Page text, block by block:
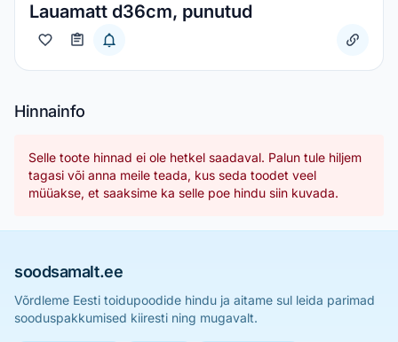
Lauamatt d36cm, punutud
Hinnainfo
Selle toote hinnad ei ole hetkel saadaval. Palun tule hiljem
tagasi või anna meile teada, kus seda toodet veel
müüakse, et saaksime ka selle poe hindu siin kuvada.
soodsamalt.ee
Võrdleme Eesti toidupoodide hindu ja aitame sul leida parimad
sooduspakkumised kiiresti ning mugavalt.